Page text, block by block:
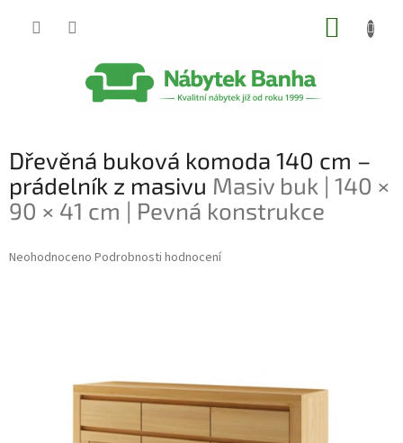
Dřevěná buková komoda 140 cm –
prádelník z masivu Masiv buk | 140 ×
90 × 41 cm | Pevná konstrukce
Průměrné
Neohodnoceno Podrobnosti hodnocení